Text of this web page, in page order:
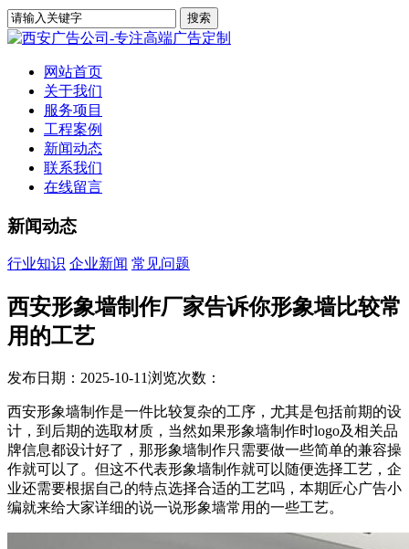
网站首页
关于我们
服务项目
工程案例
新闻动态
联系我们
在线留言
新闻动态
行业知识 企业新闻 常见问题
西安形象墙制作厂家告诉你形象墙比较常
用的工艺
发布日期：2025-10-11浏览次数：
西安形象墙制作是一件比较复杂的工序，尤其是包括前期的设
计，到后期的选取材质，当然如果形象墙制作时logo及相关品
牌信息都设计好了，那形象墙制作只需要做一些简单的兼容操
作就可以了。但这不代表形象墙制作就可以随便选择工艺，企
业还需要根据自己的特点选择合适的工艺吗，本期匠心广告小
编就来给大家详细的说一说形象墙常用的一些工艺。